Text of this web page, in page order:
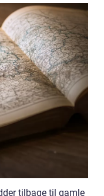
tilbage til gamle